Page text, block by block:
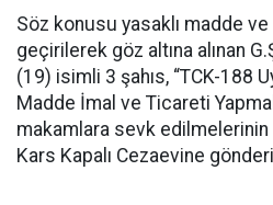
Söz konusu yasaklı madde
geçirilerek göz altına alınan
(19) isimli 3 şahıs, “TCK-188
Madde İmal ve Ticareti
makamlara sevk edilmelerinin
Kars Kapalı Cezaevine